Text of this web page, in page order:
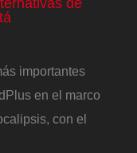
importantes
en el marco
con el